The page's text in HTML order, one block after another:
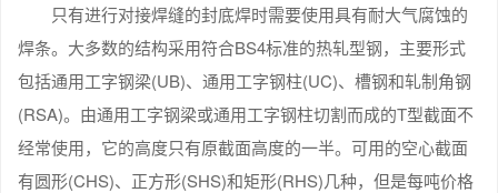
只有进行对接焊缝的封底焊时需要使用具有耐大气腐蚀的
焊条。大多数的结构采用符合BS4标准的热轧型钢，主要形式
包括通用工字钢梁(UB)、通用工字钢柱(UC)、槽钢和轧制角钢
(RSA)。由通用工字钢梁或通用工字钢柱切割而成的T型截面不
经常使用，它的高度只有原截面高度的一半。可用的空心截面
有圆形(CHS)、正方形(SHS)和矩形(RHS)几种，但是每吨价格